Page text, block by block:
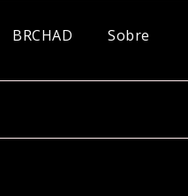
BRCHAD Sobre